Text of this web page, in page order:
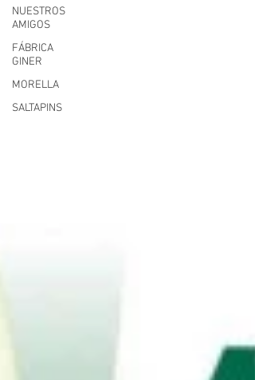
NUESTROS
AMIGOS
FÁBRICA
GINER
MORELLA
SALTAPINS